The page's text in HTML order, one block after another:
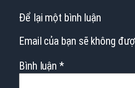
Để lại một bình luận
Email của bạn sẽ không
Bình luận*